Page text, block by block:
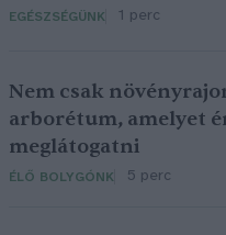
EGÉSZSÉGÜNK 1 perc
Nem csak
arborétum, amelyet
meglátogatni
ÉLŐ BOLYGÓNK 5 perc